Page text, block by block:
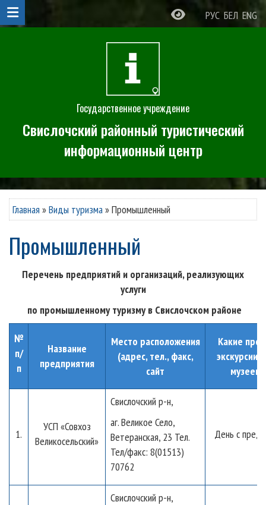
РУС БЕЛ ENG
Государственное учреждение
Свислочский районный туристический
информационный центр
Главная »Виды туризма»Промышленный
Промышленный
Перечень предприятий и организаций, реализующих
услуги
по промышленному туризму в Свислочском районе
№
п/
п
Название
предприятия
Место расположения
(адрес, тел., факс,
сайт
Какие
экскурсии,
музеев
1.
УСП «Совхоз
Великосельский»
Свислочский р-н,
аг. Великое Село,
Ветеранская, 23 Тел.
Тел/факс: 8(01513)
70762
День с
Свислочский р-н,